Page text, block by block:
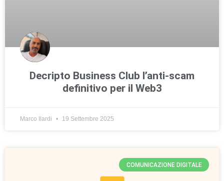
Decripto Business Club l’anti-scam
definitivo per il Web3
Marco Ilardi 19 Settembre 2025
COMUNICAZIONE DIGITALE